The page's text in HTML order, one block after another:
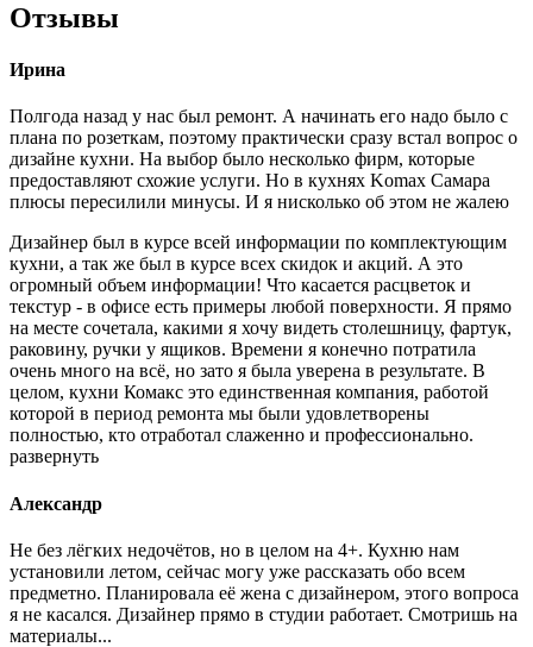
Отзывы
Ирина
Полгода назад у нас был ремонт. А начинать его надо было с
плана по розеткам, поэтому практически сразу встал вопрос о
дизайне кухни. На выбор было несколько фирм, которые
предоставляют схожие услуги. Но в кухнях Komax Самара
плюсы пересилили минусы. И я нисколько об этом не жалею
Дизайнер был в курсе всей информации по комплектующим
кухни, а так же был в курсе всех скидок и акций. А это
огромный объем информации! Что касается расцветок и
текстур - в офисе есть примеры любой поверхности. Я прямо
на месте сочетала, какими я хочу видеть столешницу, фартук,
раковину, ручки у ящиков. Времени я конечно потратила
очень много на всё, но зато я была уверена в результате. В
целом, кухни Комакс это единственная компания, работой
которой в период ремонта мы были удовлетворены
полностью, кто отработал слаженно и профессионально.
развернуть
Александр
Не без лёгких недочётов, но в целом на 4+. Кухню нам
установили летом, сейчас могу уже рассказать обо всем
предметно. Планировала её жена с дизайнером, этого вопроса
я не касался. Дизайнер прямо в студии работает. Смотришь на
материалы...